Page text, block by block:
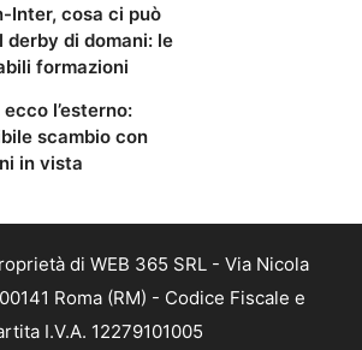
Inter, cosa ci può
derby di domani: le
formazioni
ecco l’esterno:
scambio con
in vista
di WEB 365 SRL - Via Nicola
Roma (RM) - Codice Fiscale e
I.V.A. 12279101005